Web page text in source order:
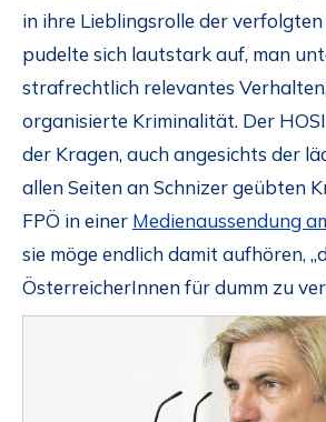
in ihre Lieblingsrolle der
pudelte sich lautstark auf, man
strafrechtlich relevantes
organisierte Kriminalität. Der
der Kragen, auch angesichts der
allen Seiten an Schnizer geübten
FPÖ in einer Medienaussendung
sie möge endlich damit aufhören,
ÖsterreicherInnen für dumm zu